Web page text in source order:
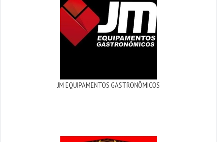
JM EQUIPAMENTOS GASTRONÔMICOS